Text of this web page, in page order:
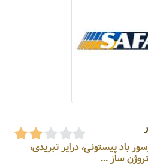
باد پیستونی، درایر تبریدی،
ساز ...